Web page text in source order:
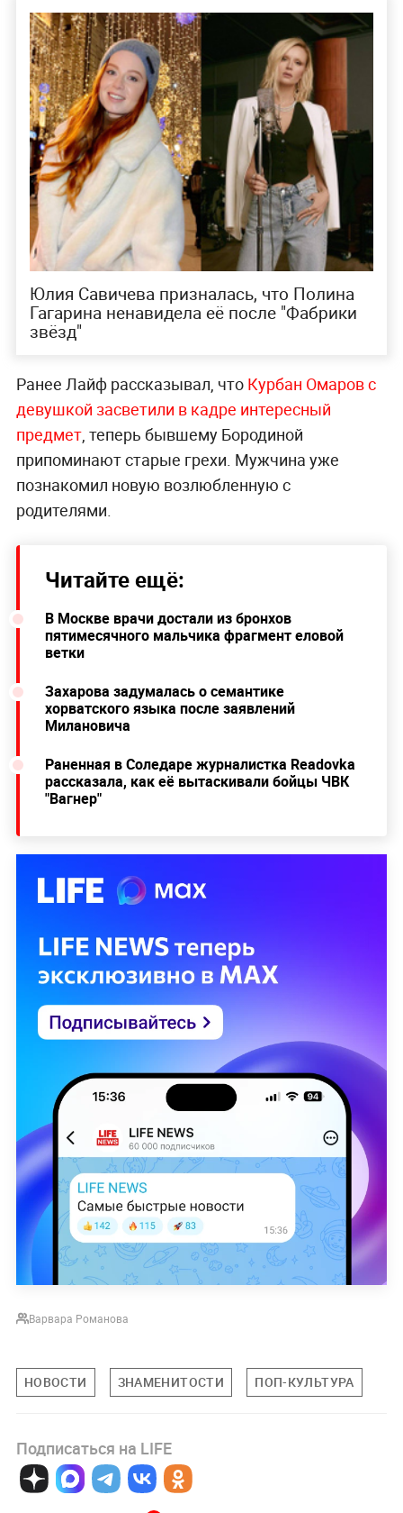
Юлия Савичева призналась, что Полина
Гагарина ненавидела её после "Фабрики
звёзд"
Ранее Лайф рассказывал, что Курбан Омаров с
девушкой засветили в кадре интересный
предмет, теперь бывшему Бородиной
припоминают старые грехи. Мужчина уже
познакомил новую возлюбленную с
родителями.
Читайте ещё:
В Москве врачи достали из бронхов
пятимесячного мальчика фрагмент еловой
ветки
Захарова задумалась о семантике
хорватского языка после заявлений
Милановича
Раненная в Соледаре журналистка Readovka
рассказала, как её вытаскивали бойцы ЧВК
"Вагнер"
Варвара Романова
НОВОСТИ ЗНАМЕНИТОСТИ ПОП-КУЛЬТУРА
Подписаться на LIFE